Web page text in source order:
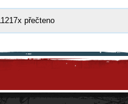
přečteno